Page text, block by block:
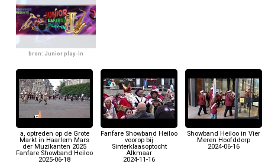
bron: Junior play-in
a, optreden op de Grote
Markt in Haarlem Mars
der Muzikanten 2025
Fanfare Showband Heiloo
2025-06-18
Fanfare Showband Heiloo
voorop bij
Sinterklaasoptocht
Alkmaar
2024-11-16
Showband Heiloo in Vier
Meren Hoofddorp
2024-06-16